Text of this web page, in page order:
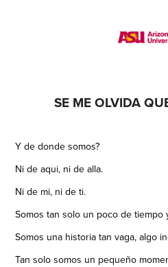
SE ME OLVIDA
Y de donde somos?
Ni de aqui, ni de alla.
Ni de mi, ni de ti.
Somos tan solo un poco de
Somos una historia tan vaga, algo
Tan solo somos un pequeño